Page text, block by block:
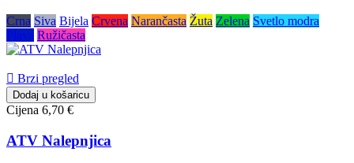
Crna Siva Bijela Crvena Narančasta Žuta Zelena Svetlo modra
Plava Ružičasta
 Brzi pregled
Dodaj u košaricu
Cijena 6,70 €
ATV Nalepnjica